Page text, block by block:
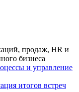
продаж, HR и
бизнеса
и управление
итогов встреч